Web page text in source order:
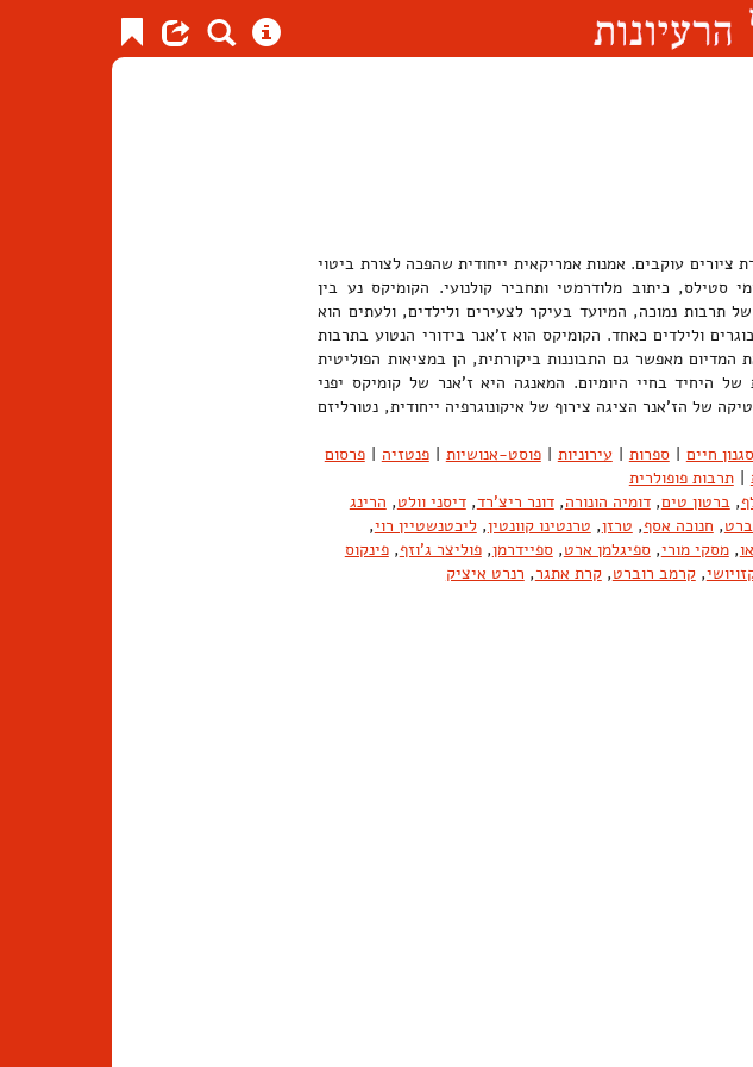
ציורים עוקבים. אמנות אמריקאית ייחודית שהפכה לצורת ביטוי
סטילס, כיתוב מלודרמטי ותחביר קולנועי. הקומיקס נע בין
תרבות נמוכה, המיועד בעיקר לצעירים ולילדים, ולעתים הוא
ולילדים כאחד. הקומיקס הוא ז'אנר בידורי הנטוע בתרבות
המדיום מאפשר גם התבוננות ביקורתית, הן במציאות הפוליטית
היחיד בחיי היומיום. המאנגה היא ז'אנר של קומיקס יפני
של הז'אנר הציגה צירוף של איקונוגרפיה ייחודית, נטורליזם
סגנון חיים | ספרות | עירוניות | פוסט-אנושיות | פנטזיה | פרסום
| תרבות פופולרית
,ברטון טים,דומיה הונורה,דונר ריצ'רד,דיסני וולט, הרינג
, חנוכה אסף, טרזן, טרנטינו קוונטין,ליכטנשטיין רוי,
,מסקי מורי,ספיגלמן ארט,ספיידרמן,פוליצר ג'וזף,פינקוס
,קרמב רוברט,קרת אתגר, רנרט איציק